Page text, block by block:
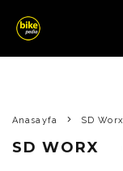
Anasayfa SD Worx
SD WORX